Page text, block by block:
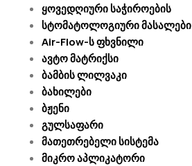
ყოვედღიური საჭიროების
სტომატოლოგიური მასალები
Air-Flow-ს ფხვნილი
ავტო მატრიქსი
ბამბის ლილვაკი
ბახილები
ბჟენი
გულსაფარი
მათეთრებელი სისტემა
მიკრო აპლიკატორი